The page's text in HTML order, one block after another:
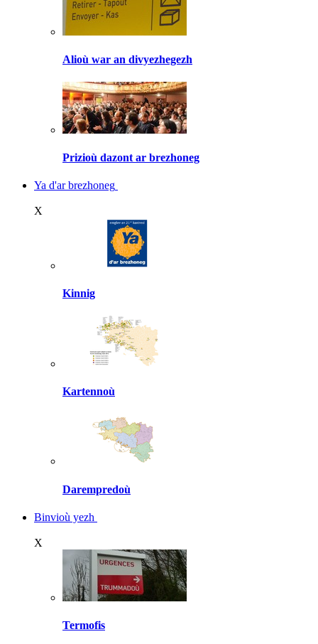
Alioù war an divyezhegezh
Prizioù dazont ar brezhoneg
Ya d'ar brezhoneg
X
Kinnig
Kartennoù
Darempredoù
Binvioù yezh
X
Termofis